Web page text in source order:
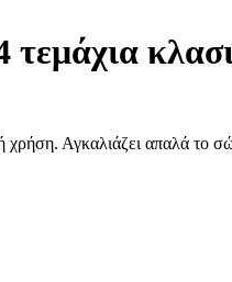
Αγκαλιάζει απαλά το